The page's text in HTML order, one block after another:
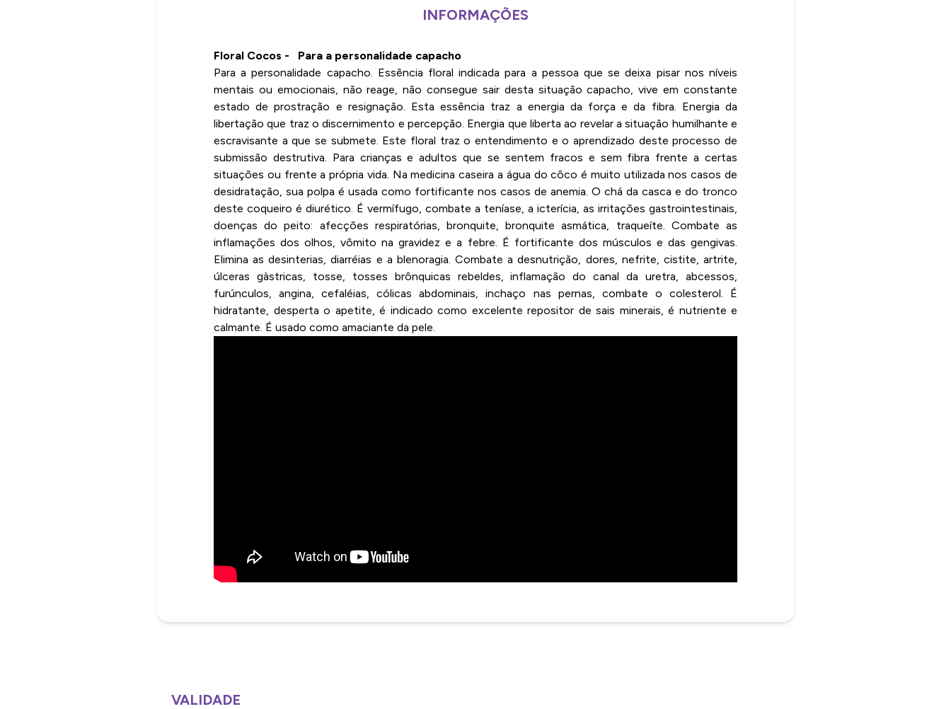
INFORMAÇÕES
Floral Cocos - Para a personalidade capacho
Para a personalidade capacho. Essência floral indicada para a pessoa que se deixa pisar nos níveis
mentais ou emocionais, não reage, não consegue sair desta situação capacho, vive em constante
estado de prostração e resignação. Esta essência traz a energia da força e da fibra. Energia da
libertação que traz o discernimento e percepção. Energia que liberta ao revelar a situação humilhante e
escravisante a que se submete. Este floral traz o entendimento e o aprendizado deste processo de
submissão destrutiva. Para crianças e adultos que se sentem fracos e sem fibra frente a certas
situações ou frente a própria vida. Na medicina caseira a água do côco é muito utilizada nos casos de
desidratação, sua polpa é usada como fortificante nos casos de anemia. O chá da casca e do tronco
deste coqueiro é diurético. É vermífugo, combate a teníase, a icterícia, as irritações gastrointestinais,
doenças do peito: afecções respiratórias, bronquite, bronquite asmática, traqueíte. Combate as
inflamações dos olhos, vômito na gravidez e a febre. É fortificante dos músculos e das gengivas.
Elimina as desinterias, diarréias e a blenoragia. Combate a desnutrição, dores, nefrite, cistite, artrite,
úlceras gàstricas, tosse, tosses brônquicas rebeldes, inflamação do canal da uretra, abcessos,
furúnculos, angina, cefaléias, cólicas abdominais, inchaço nas pernas, combate o colesterol. É
hidratante, desperta o apetite, é indicado como excelente repositor de sais minerais, é nutriente e
calmante. É usado como amaciante da pele.
VALIDADE